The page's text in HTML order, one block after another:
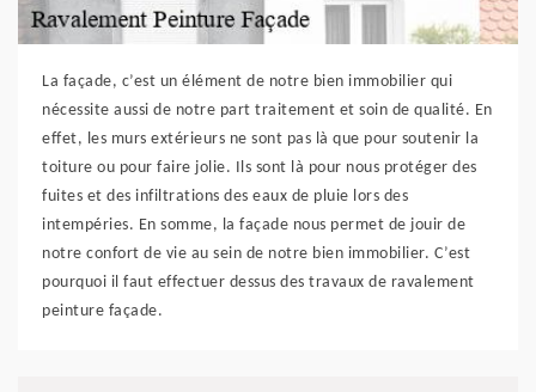
La façade, c’est un élément de notre bien immobilier qui
nécessite aussi de notre part traitement et soin de qualité. En
effet, les murs extérieurs ne sont pas là que pour soutenir la
toiture ou pour faire jolie. Ils sont là pour nous protéger des
fuites et des infiltrations des eaux de pluie lors des
intempéries. En somme, la façade nous permet de jouir de
notre confort de vie au sein de notre bien immobilier. C’est
pourquoi il faut effectuer dessus des travaux de ravalement
peinture façade.